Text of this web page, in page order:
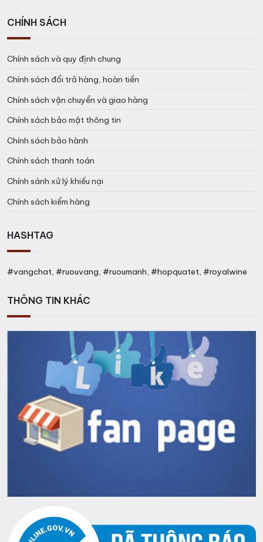
CHÍNH SÁCH
Chính sách và quy định chung
Chính sách đổi trả hàng, hoàn tiền
Chính sách vận chuyển và giao hàng
Chính sách bảo mật thông tin
Chính sách bảo hành
Chính sách thanh toán
Chính sánh xử lý khiếu nại
Chính sách kiểm hàng
HASHTAG
#vangchat, #ruouvang, #ruoumanh, #hopquatet, #royalwine
THÔNG TIN KHÁC